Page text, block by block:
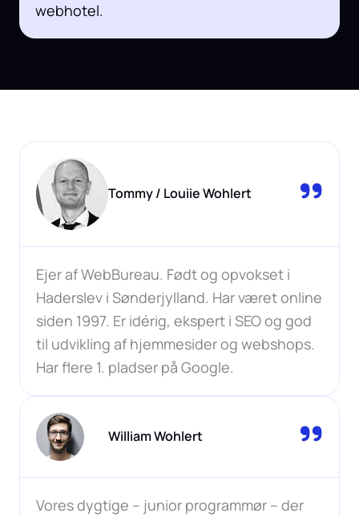
webhotel.
Tommy / Louiie Wohlert
Ejer af WebBureau. Født og opvokset i
Haderslev i Sønderjylland. Har været online
siden 1997. Er idérig, ekspert i SEO og god
til udvikling af hjemmesider og webshops.
Har flere 1. pladser på Google.
William Wohlert
Vores dygtige – junior programmør – der